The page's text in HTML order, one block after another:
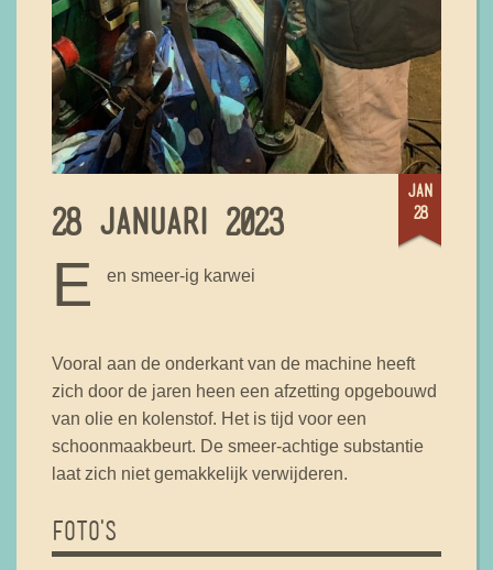
jan
28
28 JANUARI 2023
E en smeer-ig karwei
Vooral aan de onderkant van de machine heeft
zich door de jaren heen een afzetting opgebouwd
van olie en kolenstof. Het is tijd voor een
schoonmaakbeurt. De smeer-achtige substantie
laat zich niet gemakkelijk verwijderen.
FOTO'S